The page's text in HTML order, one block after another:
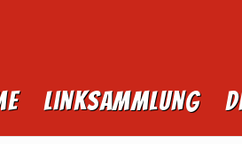
Linksammlung